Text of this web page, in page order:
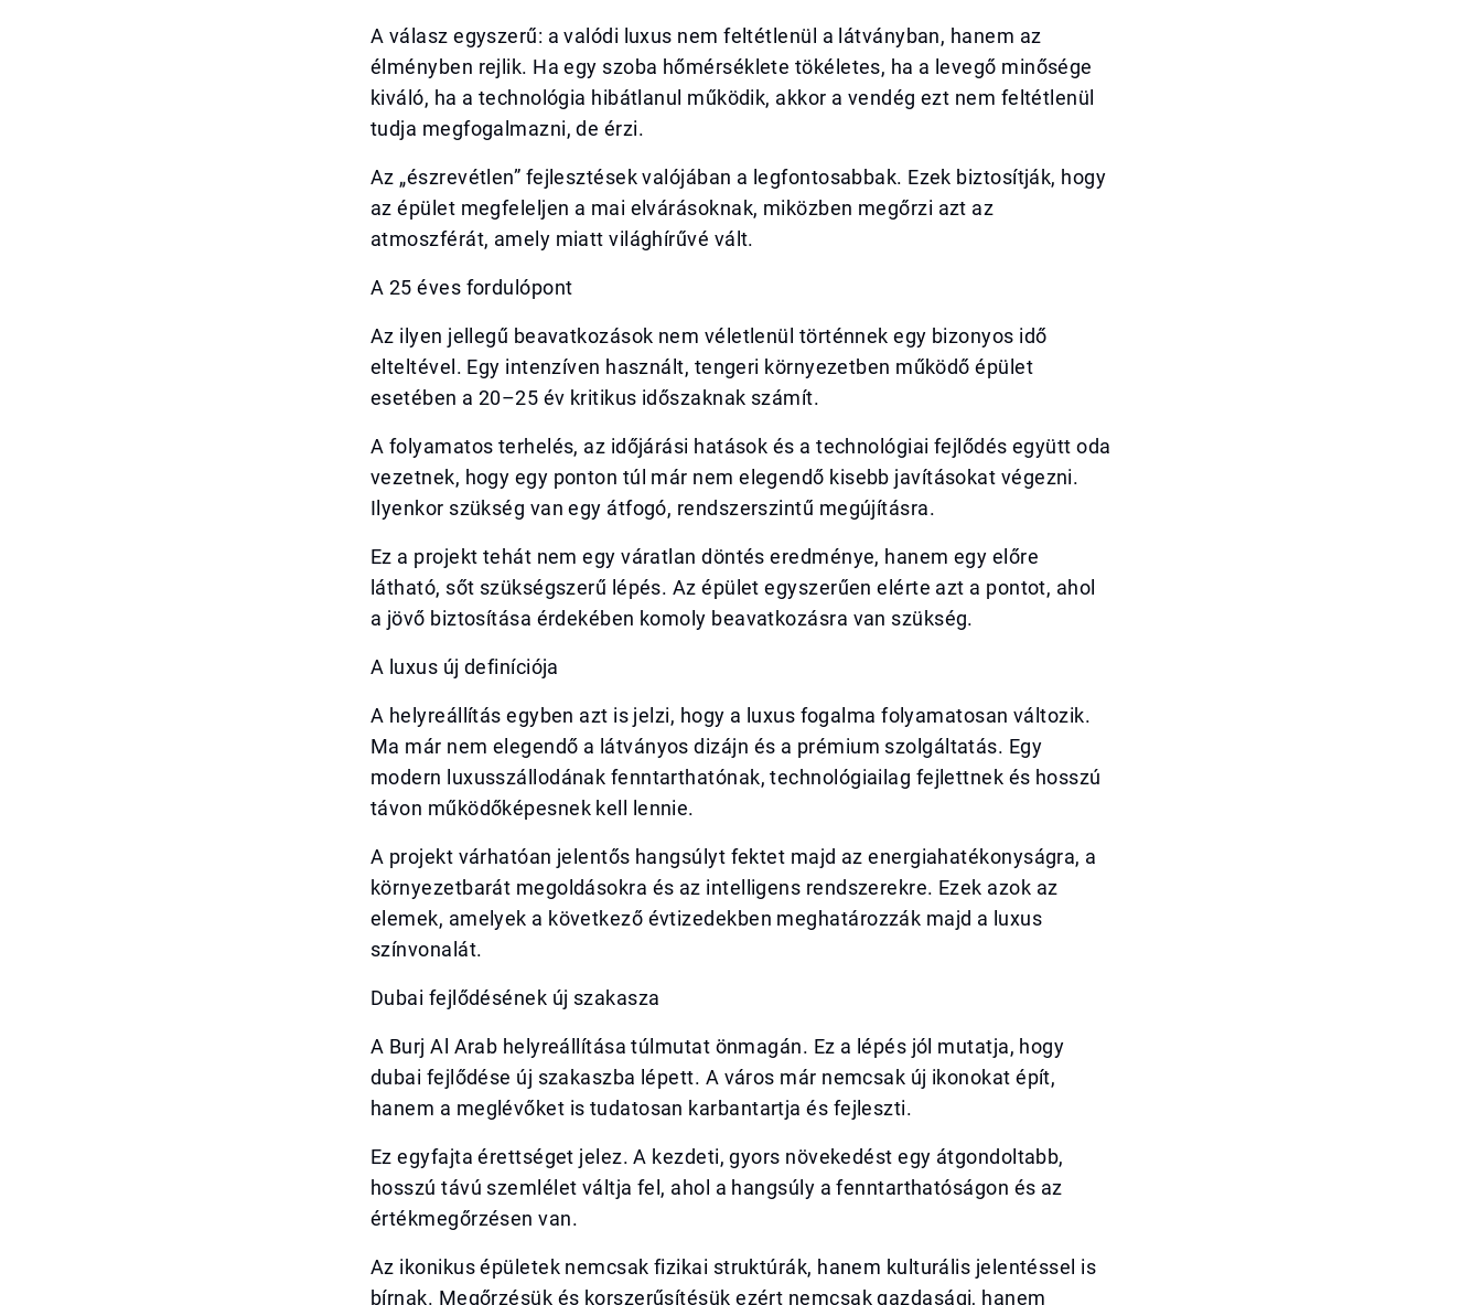
A válasz egyszerű: a valódi luxus nem feltétlenül a látványban, hanem az
élményben rejlik. Ha egy szoba hőmérséklete tökéletes, ha a levegő minősége
kiváló, ha a technológia hibátlanul működik, akkor a vendég ezt nem feltétlenül
tudja megfogalmazni, de érzi.
Az „észrevétlen” fejlesztések valójában a legfontosabbak. Ezek biztosítják, hogy
az épület megfeleljen a mai elvárásoknak, miközben megőrzi azt az
atmoszférát, amely miatt világhírűvé vált.
A 25 éves fordulópont
Az ilyen jellegű beavatkozások nem véletlenül történnek egy bizonyos idő
elteltével. Egy intenzíven használt, tengeri környezetben működő épület
esetében a 20–25 év kritikus időszaknak számít.
A folyamatos terhelés, az időjárási hatások és a technológiai fejlődés együtt oda
vezetnek, hogy egy ponton túl már nem elegendő kisebb javításokat végezni.
Ilyenkor szükség van egy átfogó, rendszerszintű megújításra.
Ez a projekt tehát nem egy váratlan döntés eredménye, hanem egy előre
látható, sőt szükségszerű lépés. Az épület egyszerűen elérte azt a pontot, ahol
a jövő biztosítása érdekében komoly beavatkozásra van szükség.
A luxus új definíciója
A helyreállítás egyben azt is jelzi, hogy a luxus fogalma folyamatosan változik.
Ma már nem elegendő a látványos dizájn és a prémium szolgáltatás. Egy
modern luxusszállodának fenntarthatónak, technológiailag fejlettnek és hosszú
távon működőképesnek kell lennie.
A projekt várhatóan jelentős hangsúlyt fektet majd az energiahatékonyságra, a
környezetbarát megoldásokra és az intelligens rendszerekre. Ezek azok az
elemek, amelyek a következő évtizedekben meghatározzák majd a luxus
színvonalát.
Dubai fejlődésének új szakasza
A Burj Al Arab helyreállítása túlmutat önmagán. Ez a lépés jól mutatja, hogy
dubai fejlődése új szakaszba lépett. A város már nemcsak új ikonokat épít,
hanem a meglévőket is tudatosan karbantartja és fejleszti.
Ez egyfajta érettséget jelez. A kezdeti, gyors növekedést egy átgondoltabb,
hosszú távú szemlélet váltja fel, ahol a hangsúly a fenntarthatóságon és az
értékmegőrzésen van.
Az ikonikus épületek nemcsak fizikai struktúrák, hanem kulturális jelentéssel is
bírnak. Megőrzésük és korszerűsítésük ezért nemcsak gazdasági, hanem